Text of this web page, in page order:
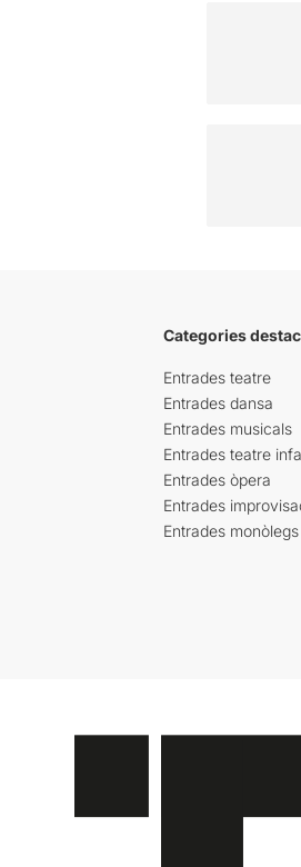
Categories
Entrades teatre
Entrades dansa
Entrades musicals
Entrades teatre
Entrades òpera
Entrades
Entrades monòlegs